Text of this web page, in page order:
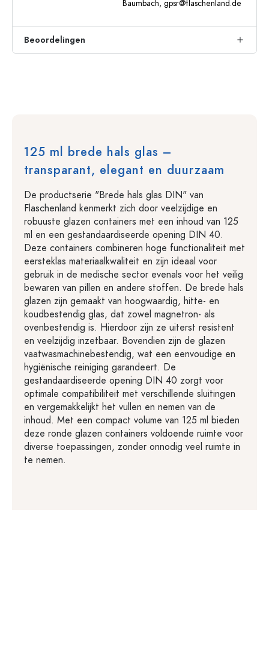
Baumbach, gpsr@flaschenland.de
Beoordelingen
125 ml brede hals glas –
transparant, elegant en duurzaam
De productserie "Brede hals glas DIN" van
Flaschenland kenmerkt zich door veelzijdige en
robuuste glazen containers met een inhoud van 125
ml en een gestandaardiseerde opening DIN 40.
Deze containers combineren hoge functionaliteit met
eersteklas materiaalkwaliteit en zijn ideaal voor
gebruik in de medische sector evenals voor het veilig
bewaren van pillen en andere stoffen. De brede hals
glazen zijn gemaakt van hoogwaardig, hitte- en
koudbestendig glas, dat zowel magnetron- als
ovenbestendig is. Hierdoor zijn ze uiterst resistent
en veelzijdig inzetbaar. Bovendien zijn de glazen
vaatwasmachinebestendig, wat een eenvoudige en
hygiënische reiniging garandeert. De
gestandaardiseerde opening DIN 40 zorgt voor
optimale compatibiliteit met verschillende sluitingen
en vergemakkelijkt het vullen en nemen van de
inhoud. Met een compact volume van 125 ml bieden
deze ronde glazen containers voldoende ruimte voor
diverse toepassingen, zonder onnodig veel ruimte in
te nemen.